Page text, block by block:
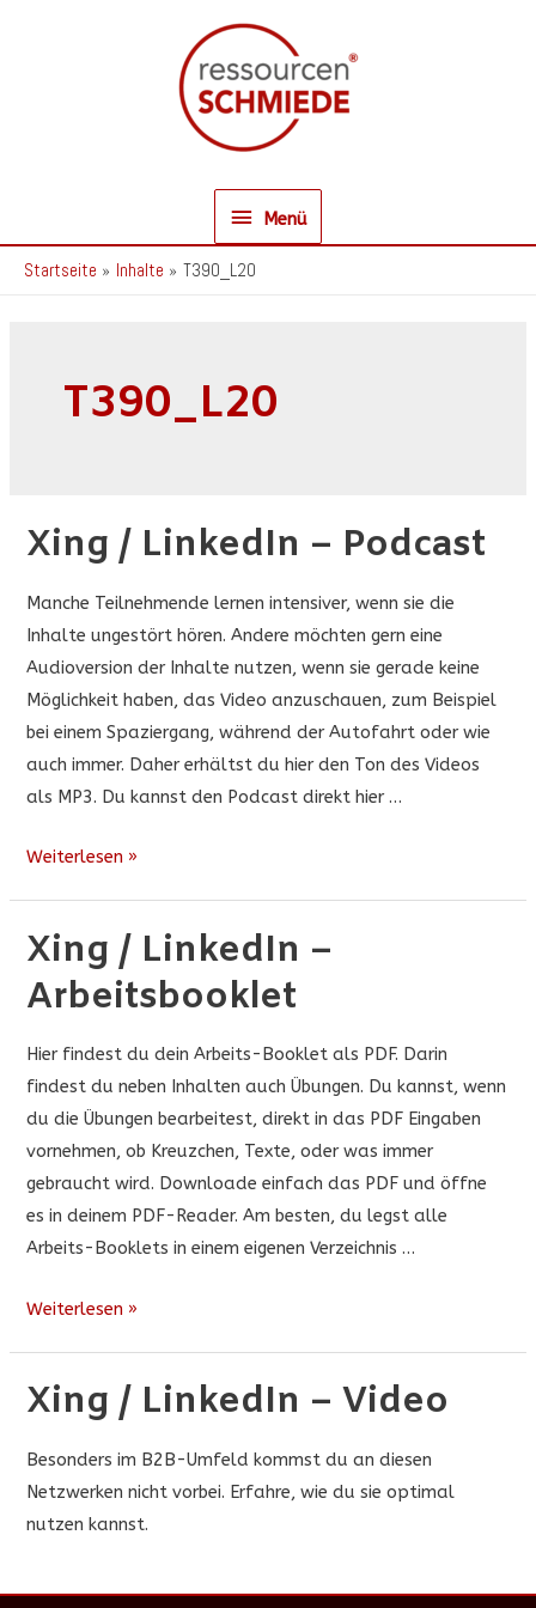
Menü
Menü
Startseite Inhalte T390_L20
T390_L20
Xing / LinkedIn – Podcast
Manche Teilnehmende lernen intensiver, wenn sie die
Inhalte ungestört hören. Andere möchten gern eine
Audioversion der Inhalte nutzen, wenn sie gerade keine
Möglichkeit haben, das Video anzuschauen, zum Beispiel
bei einem Spaziergang, während der Autofahrt oder wie
auch immer. Daher erhältst du hier den Ton des Videos
als MP3. Du kannst den Podcast direkt hier …
Xing
–
Podcast
Weiterlesen »
Xing / LinkedIn –
Arbeitsbooklet
Hier findest du dein Arbeits-Booklet als PDF. Darin
findest du neben Inhalten auch Übungen. Du kannst, wenn
du die Übungen bearbeitest, direkt in das PDF Eingaben
vornehmen, ob Kreuzchen, Texte, oder was immer
gebraucht wird. Downloade einfach das PDF und öffne
es in deinem PDF-Reader. Am besten, du legst alle
Arbeits-Booklets in einem eigenen Verzeichnis …
Xing
–
Weiterlesen »
Xing / LinkedIn – Video
Besonders im B2B-Umfeld kommst du an diesen
Netzwerken nicht vorbei. Erfahre, wie du sie optimal
nutzen kannst.